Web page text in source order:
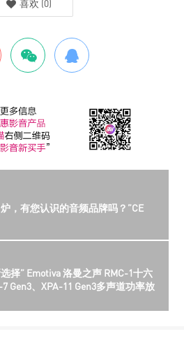
喜欢 (0)
，有您认识的音频品牌吗？”CE
择” Emotiva 洛曼之声 RMC-1十六
Gen3、XPA-11 Gen3多声道功率放